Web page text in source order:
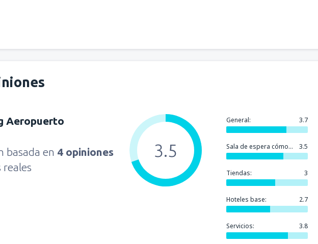
Aeropuerto
basada en 4 opiniones
reales
General: 3.7
Sala de espera cómoda: 3.5
Tiendas: 3
Hoteles base: 2.7
Servicios: 3.8
3.5